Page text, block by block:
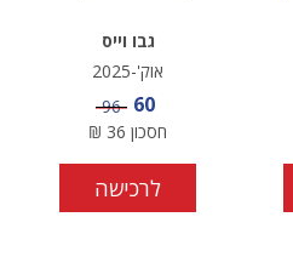
גבו וייס
אוק'-2025
מחיר מבצע
60 מחיר
96
חסכון 36
₪
לרכישה